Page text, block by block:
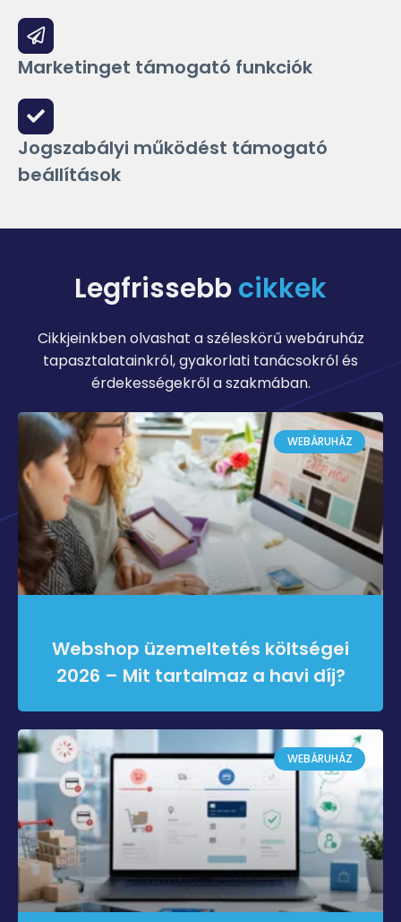
Marketinget támogató funkciók
Jogszabályi működést támogató
beállítások
Legfrissebbcikkek
Cikkjeinkben olvashat a széleskörű webáruház
tapasztalatainkról, gyakorlati tanácsokról és
érdekességekről a szakmában.
WEBÁRUHÁZ
Webshop üzemeltetés költségei
2026 – Mit tartalmaz a havi díj?
WEBÁRUHÁZ